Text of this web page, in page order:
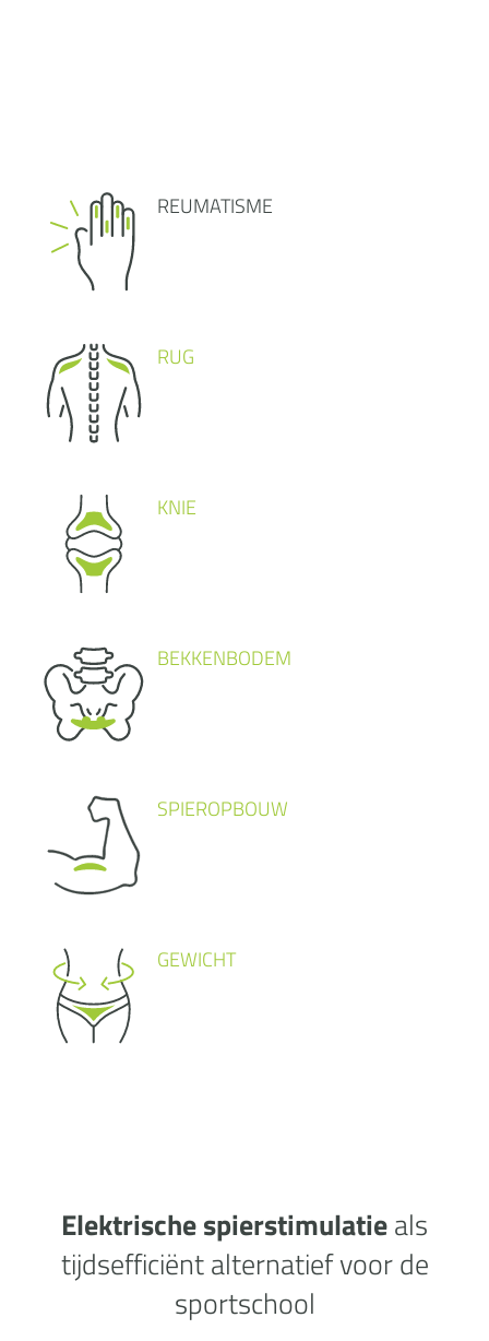
REUMATISME
RUG
KNIE
BEKKENBODEM
SPIEROPBOUW
GEWICHT
Elektrische spierstimulatieals
tijdsefficiënt alternatief voor de
sportschool